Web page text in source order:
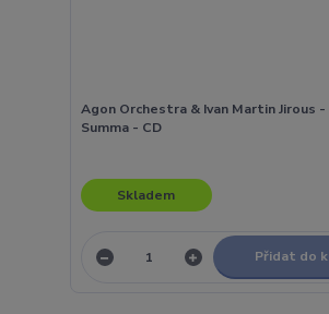
Agon Orchestra & Ivan Martin Jirous
Summa - CD
Skladem
Přidat do